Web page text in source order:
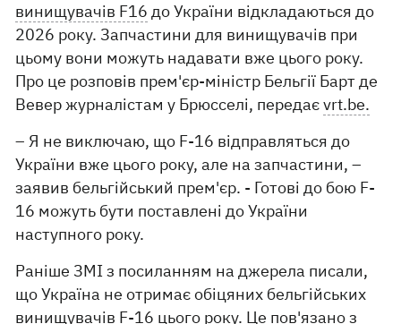
винищувачів F16 до України відкладаються до
2026 року. Запчастини для винищувачів при
цьому вони можуть надавати вже цього року.
Про це розповів прем'єр-міністр Бельгії Барт де
Вевер журналістам у Брюсселі, передаєvrt.be.
– Я не виключаю, що F-16 відправляться до
України вже цього року, але на запчастини, –
заявив бельгійський прем'єр. - Готові до бою F-
16 можуть бути поставлені до України
наступного року.
Раніше ЗМІ з посиланням на джерела писали,
що Україна не отримає обіцяних бельгійських
винищувачів F-16 цього року. Це пов'язано з